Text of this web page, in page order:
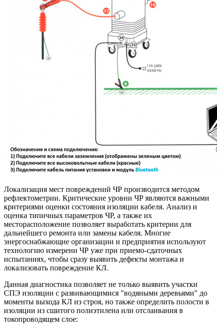
Локализация мест повреждений ЧР производится методом
рефлектометрии. Критические уровни ЧР являются важными
критериями оценки состояния изоляции кабеля. Анализ и
оценка типичных параметров ЧР, а также их
месторасположение позволяет выработать критерии для
дальнейшего ремонта или замены кабеля. Многие
энергоснабжающие организации и предприятия используют
технологию измерени ЧР уже при приемо-сдаточных
испытаниях, чтобы сразу выявить дефекты монтажа и
локализовать повреждение КЛ.
Данная диагностика позволяет не только выявить участки
СПЭ изоляции с развивающимися "водяными деревьями" до
моменты выхода КЛ из строя, но также определить полости в
изоляции из сшитого полиэтилена или отслаивания в
токопроводящем слое: